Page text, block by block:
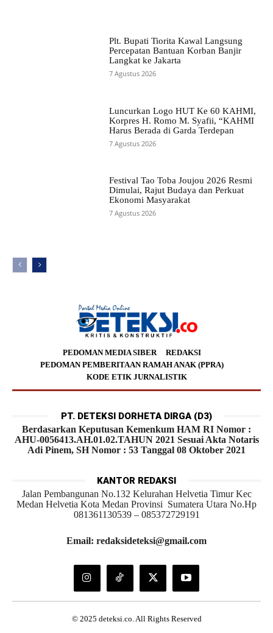
Plt. Bupati Tiorita Kawal Langsung
Percepatan Bantuan Korban Banjir
Langkat ke Jakarta
7 Agustus 2026
Luncurkan Logo HUT Ke 60 KAHMI,
Korpres H. Romo M. Syafii, “KAHMI
Harus Berada di Garda Terdepan
7 Agustus 2026
Festival Tao Toba Joujou 2026 Resmi
Dimulai, Rajut Budaya dan Perkuat
Ekonomi Masyarakat
7 Agustus 2026
PEDOMAN MEDIA SIBER
REDAKSI
PEDOMAN PEMBERITAAN RAMAH ANAK (PPRA)
KODE ETIK JURNALISTIK
PT. DETEKSI DORHETA DIRGA (D3)
Berdasarkan Keputusan Kemenkum HAM RI Nomor :
AHU-0056413.AH.01.02.TAHUN 2021 Sesuai Akta Notaris
Adi Pinem, SH Nomor : 53 Tanggal 08 Oktober 2021
KANTOR REDAKSI
Jalan Pembangunan No.132 Kelurahan Helvetia Timur Kec
Medan Helvetia Kota Medan Provinsi Sumatera Utara No.Hp
081361130539 – 085372729191
Email: redaksideteksi@gmail.com
© 2025 deteksi.co. All Rights Reserved